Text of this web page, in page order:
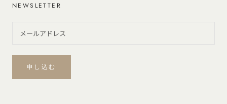
NEWSLETTER
申し込む